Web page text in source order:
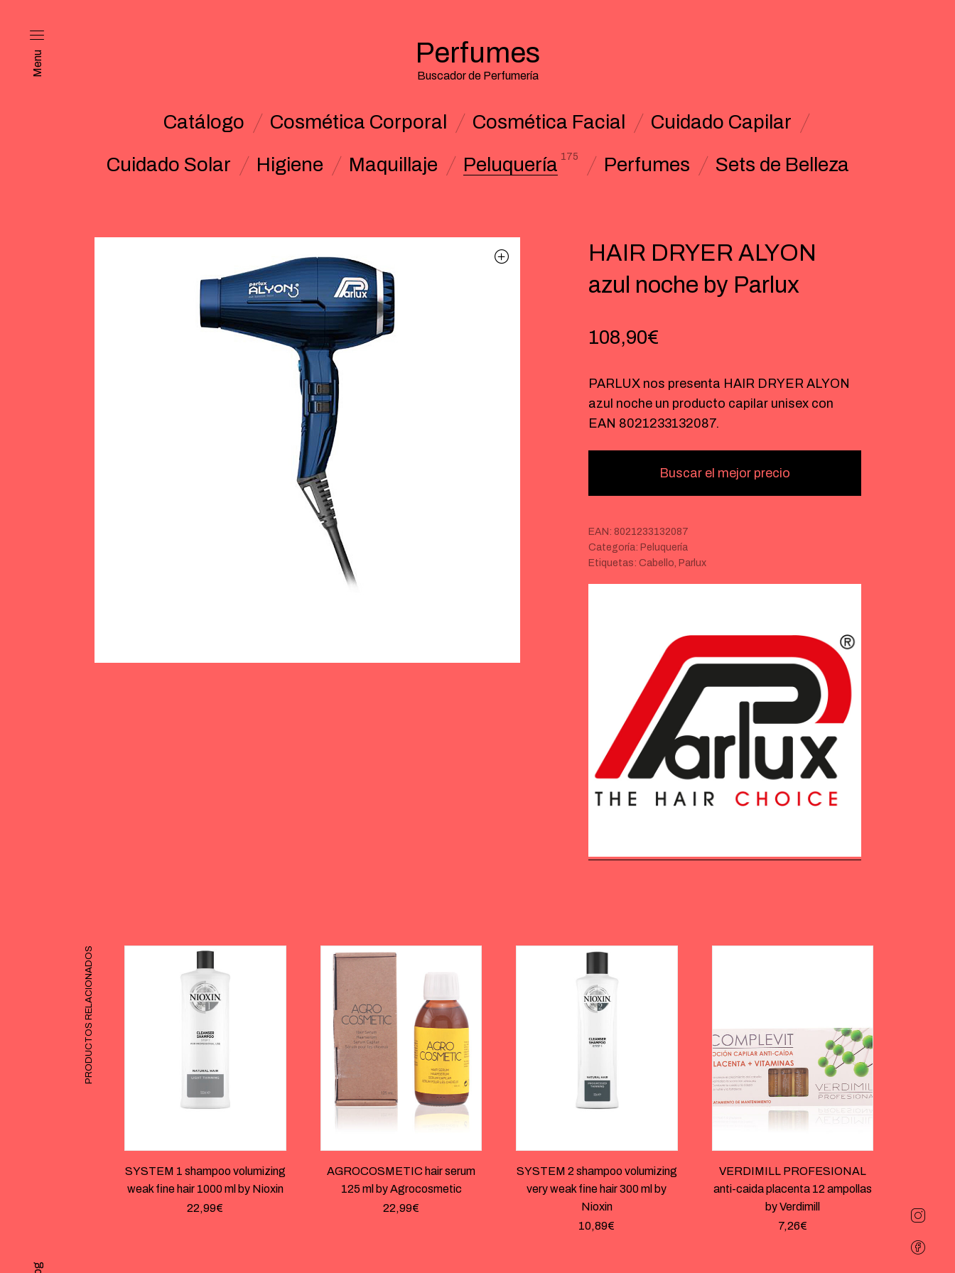
Menu Perfumes
Buscador de Perfumería
Catálogo Cosmética Corporal Cosmética Facial
Cuidado Capilar
Cuidado Solar
Higiene Maquillaje Peluquería 175 Perfumes Sets de Belleza
HAIR DRYER ALYON
azul noche by Parlux
108,90€
PARLUX nos presenta HAIR DRYER ALYON
azul noche un producto capilar unisex con
EAN 8021233132087.
Buscar el mejor precio
EAN: 8021233132087
Categoría: Peluquería
Etiquetas: Cabello, Parlux
PRODUCTOS RELACIONADOS
SYSTEM 1 shampoo volumizing
weak fine hair 1000 ml by Nioxin
22,99€
AGROCOSMETIC hair serum
125 ml by Agrocosmetic
22,99€
SYSTEM 2 shampoo volumizing
very weak fine hair 300 ml by
Nioxin
10,89€
VERDIMILL PROFESIONAL
anti-caida placenta 12 ampollas
by Verdimill
7,26€